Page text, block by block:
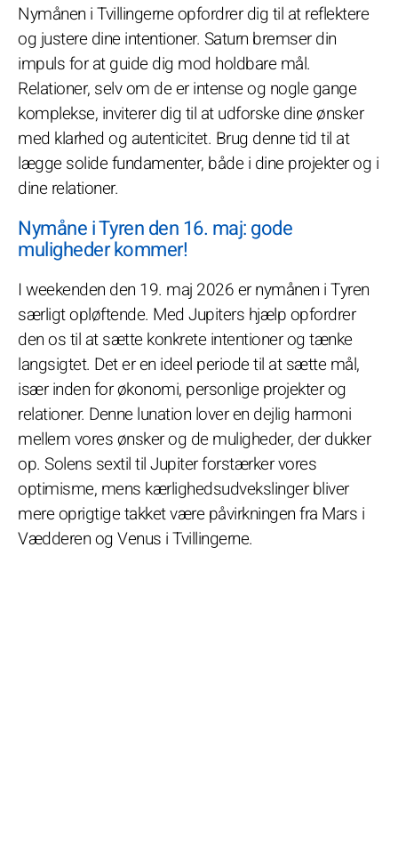
Nymånen i Tvillingerne opfordrer dig til at reflektere
og justere dine intentioner. Saturn bremser din
impuls for at guide dig mod holdbare mål.
Relationer, selv om de er intense og nogle gange
komplekse, inviterer dig til at udforske dine ønsker
med klarhed og autenticitet. Brug denne tid til at
lægge solide fundamenter, både i dine projekter og i
dine relationer.
Nymåne i Tyren den 16. maj: gode
muligheder kommer!
I weekenden den 19. maj 2026 er nymånen i Tyren
særligt opløftende. Med Jupiters hjælp opfordrer
den os til at sætte konkrete intentioner og tænke
langsigtet. Det er en ideel periode til at sætte mål,
især inden for økonomi, personlige projekter og
relationer. Denne lunation lover en dejlig harmoni
mellem vores ønsker og de muligheder, der dukker
op. Solens sextil til Jupiter forstærker vores
optimisme, mens kærlighedsudvekslinger bliver
mere oprigtige takket være påvirkningen fra Mars i
Vædderen og Venus i Tvillingerne.